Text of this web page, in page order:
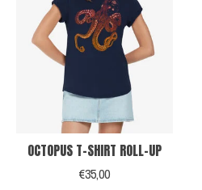
OCTOPUS T-SHIRT ROLL-UP
€35,00